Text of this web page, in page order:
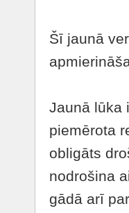
Šī jaunā
Jaunā lūka
piemērota
obligāts
nodrošina
gādā arī